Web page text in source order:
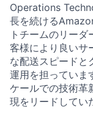
Operations
長を続ける
トチームのリー
客様により良いサ
な配送スピードと
運用を担っていま
ケールでの技術革
現をリードしてい